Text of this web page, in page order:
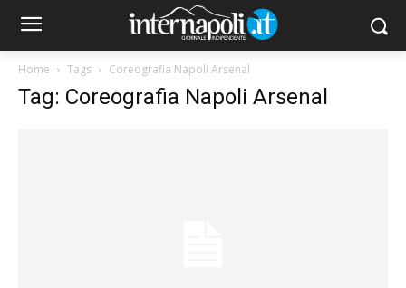
Home Tags Coreografia Napoli Arsenal
Tag: Coreografia Napoli Arsenal